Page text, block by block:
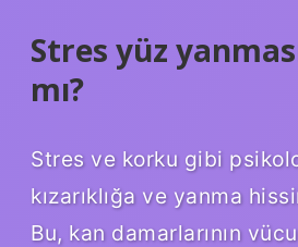
Stres yüz
mı?
Stres ve korku gibi
kızarıklığa ve yanma
Bu, kan damarlarının